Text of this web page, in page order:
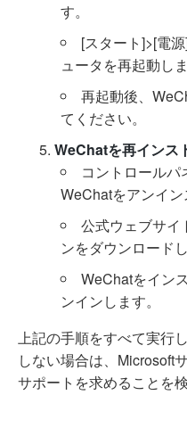
す。
[スタート]>[電
ュータを再起動しま
再起動後、
てください。
WeChatを再インス
コントロールパ
WeChatをアンイン
公式ウェブサイ
ンをダウンロードし
WeChatをイン
ンインします。
上記の手順をすべて実行
しない場合は、Microsoft
サポートを求めることを